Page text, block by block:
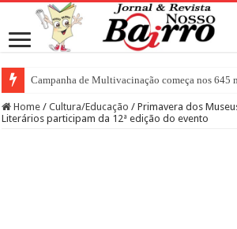
Campanha de Multivacinação começa nos 645
Home / Cultura/Educação / Primavera dos
Literários participam da 12ª edição do evento